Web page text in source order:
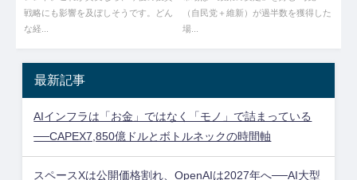
戦略にも影響を及ぼしそうです。どん
な経...
（自民党＋維新）が過半数を獲得した
場...
最新記事
AIインフラは「お金」ではなく「モノ」で詰まっている
──CAPEX7,850億ドルとボトルネックの時間軸
スペースXは公開価格割れ、OpenAIは2027年へ──AI大型